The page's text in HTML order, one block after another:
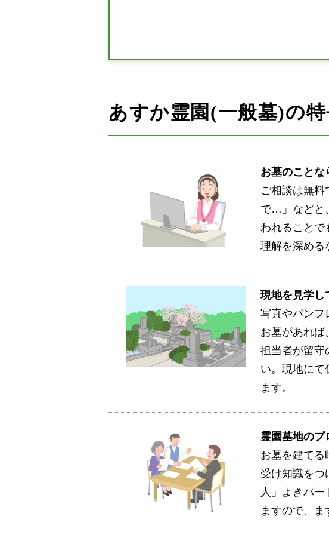
あすか霊園(一般墓)の
お墓のことな
ご相談は無料
で…」などと
われることで
理解を深める
現地を見学し
写真やパンフ
お墓があれば
担当者が留守
い。現地にて
ます。
霊園墓地のプ
お墓を建てる
受け知識をつ
人」よきパ
ますので、ま